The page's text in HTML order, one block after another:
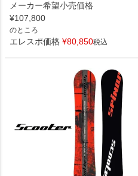
メーカー希望小売価格
¥107,800
のところ
エレスポ価格 ¥80,850税込